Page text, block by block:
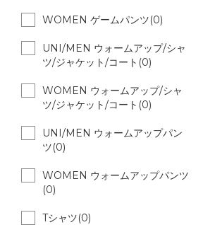
WOMEN ゲームパンツ(0)
UNI/MEN ウォームアップ/シャ
ツ/ジャケット/コート(0)
WOMEN ウォームアップ/シャ
ツ/ジャケット/コート(0)
UNI/MEN ウォームアップパン
ツ(0)
WOMEN ウォームアップパンツ
(0)
Tシャツ(0)